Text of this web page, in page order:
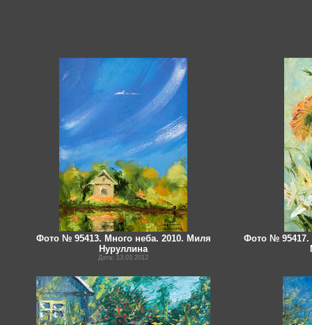
Фото № 95413. Много неба. 2010. Миля
Нуруллина
Дата: 13.03.2012
Фото № 95417.